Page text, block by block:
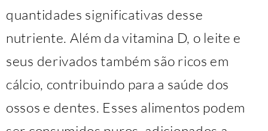
quantidades significativas desse
nutriente. Além da vitamina D, o leite e
seus derivados também são ricos em
cálcio, contribuindo para a saúde dos
ossos e dentes. Esses alimentos podem